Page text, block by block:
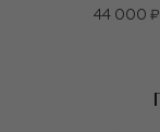
44 000 ₽